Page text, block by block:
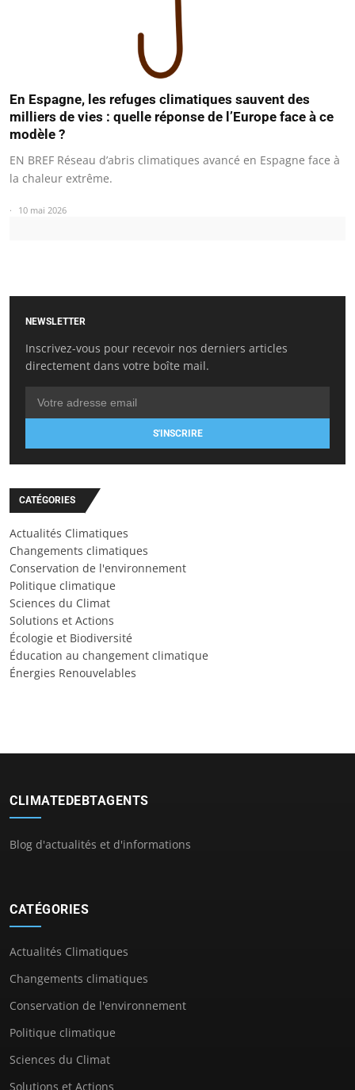
En Espagne, les refuges climatiques sauvent des
milliers de vies : quelle réponse de l’Europe face à ce
modèle ?
EN BREF Réseau d’abris climatiques avancé en Espagne face à
la chaleur extrême.
10 mai 2026
NEWSLETTER
Inscrivez-vous pour recevoir nos derniers articles
directement dans votre boîte mail.
S'INSCRIRE
CATÉGORIES
Actualités Climatiques
Changements climatiques
Conservation de l'environnement
Politique climatique
Sciences du Climat
Solutions et Actions
Écologie et Biodiversité
Éducation au changement climatique
Énergies Renouvelables
CLIMATEDEBTAGENTS
Blog d'actualités et d'informations
CATÉGORIES
Actualités Climatiques
Changements climatiques
Conservation de l'environnement
Politique climatique
Sciences du Climat
Solutions et Actions